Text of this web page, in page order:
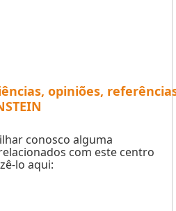
opiniões,
conosco alguma
com este centro
lo aqui: